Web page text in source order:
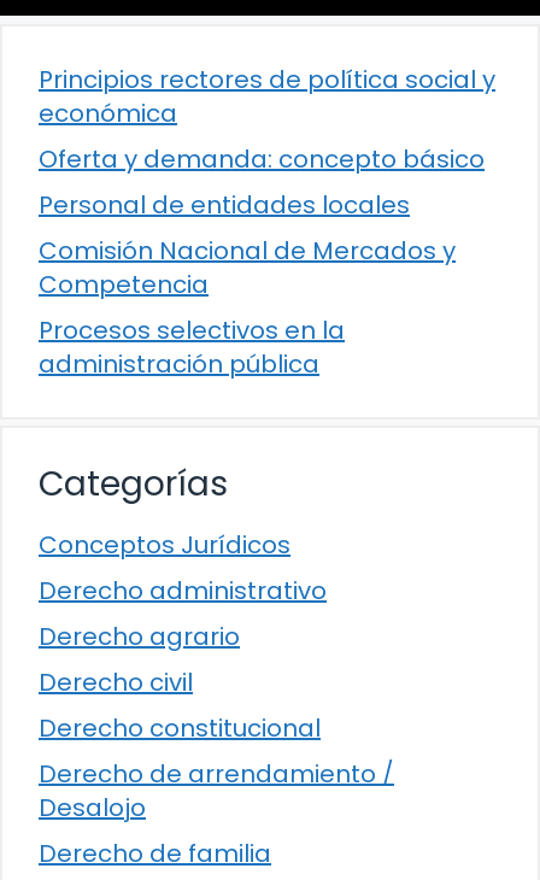
Principios rectores de política social y
económica
Oferta y demanda: concepto básico
Personal de entidades locales
Comisión Nacional de Mercados y
Competencia
Procesos selectivos en la
administración pública
Categorías
Conceptos Jurídicos
Derecho administrativo
Derecho agrario
Derecho civil
Derecho constitucional
Derecho de arrendamiento /
Desalojo
Derecho de familia